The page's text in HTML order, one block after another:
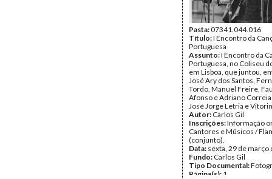
Pasta:07341.044.016
Título:I Encontro da
Portuguesa
Assunto:I Encontro da
Portuguesa, no Coliseu
em Lisboa, que juntou,
José Ary dos Santos,
Tordo, Manuel Freire,
Afonso e Adriano
José Jorge Letria e
Autor: Carlos Gil
Inscrições:Informação
Cantores e Músicos /
(conjunto).
Data: sexta, 29 de março
Fundo: Carlos Gil
Tipo Documental:
Página(s): 1